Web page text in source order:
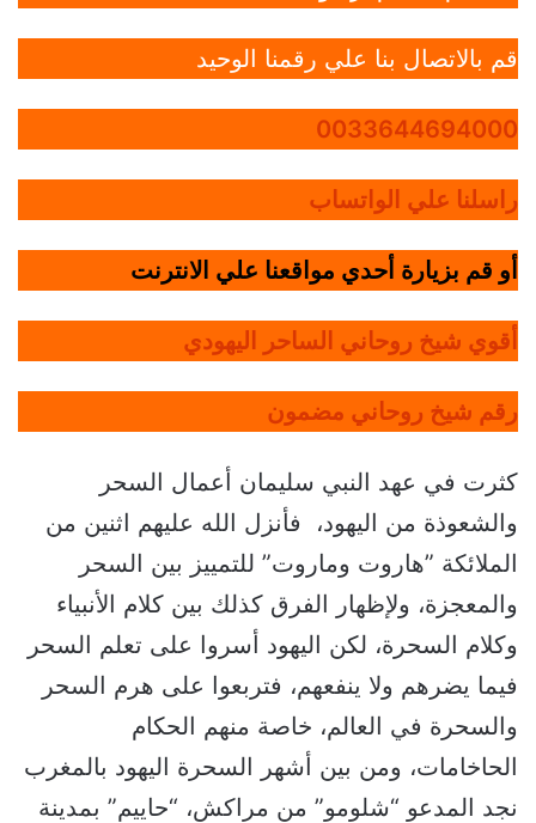
قم بالاتصال بنا علي رقمنا الوحيد
0033644694000
راسلنا علي الواتساب
أو قم بزيارة أحدي مواقعنا علي الانترنت
أقوي شيخ روحاني الساحر اليهودي
رقم شيخ روحاني مضمون
كثرت في عهد النبي سليمان أعمال السحر
والشعوذة من اليهود، فأنزل الله عليهم اثنين من
الملائكة ”هاروت وماروت” للتمييز بين السحر
والمعجزة، ولإظهار الفرق كذلك بين كلام الأنبياء
وكلام السحرة، لكن اليهود أسروا على تعلم السحر
فيما يضرهم ولا ينفعهم، فتربعوا على هرم السحر
والسحرة في العالم، خاصة منهم الحكام
الحاخامات، ومن بين أشهر السحرة اليهود بالمغرب
نجد المدعو “شلومو” من مراكش، “حاييم” بمدينة